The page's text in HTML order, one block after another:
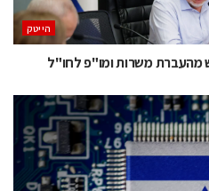
הייטק
מהעברת משרות ומו"פ לחו"ל